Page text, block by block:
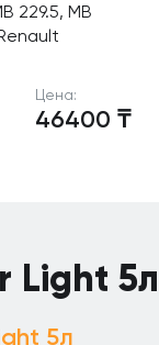
229.5, MB
Цена:
46400 ₸
Light 5л
5л